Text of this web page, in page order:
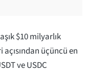
$10 milyarlık
üçüncü en
ve USDC